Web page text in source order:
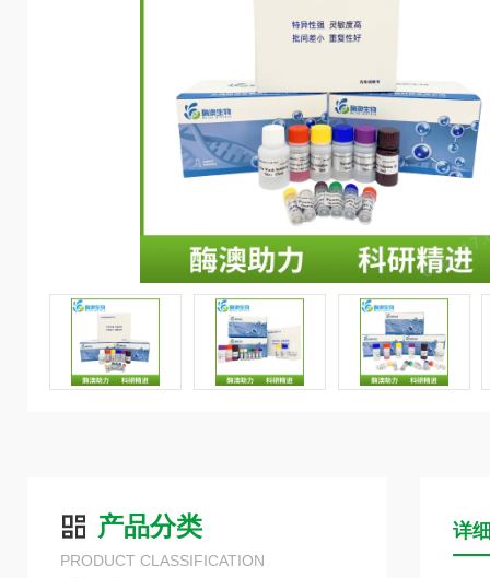
产品分类
PRODUCT CLASSIFICATION
详